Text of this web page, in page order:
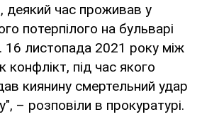
деякий час проживав у
потерпілого на бульварі
листопада 2021 року між
конфлікт, під час якого
киянину смертельний удар
– розповіли в прокуратурі.